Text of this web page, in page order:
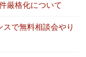
厳格化について
で無料相談会やり